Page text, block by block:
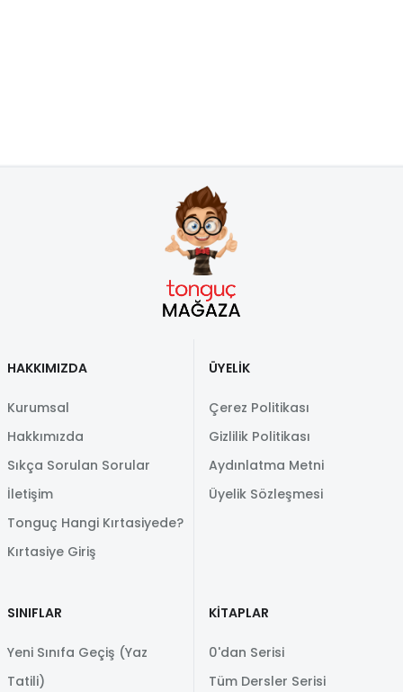
HAKKIMIZDA
Kurumsal
Hakkımızda
Sıkça Sorulan Sorular
İletişim
Tonguç Hangi Kırtasiyede?
Kırtasiye Giriş
ÜYELİK
Çerez Politikası
Gizlilik Politikası
Aydınlatma Metni
Üyelik Sözleşmesi
SINIFLAR
Yeni Sınıfa Geçiş (Yaz
Tatili)
KİTAPLAR
0'dan Serisi
Tüm Dersler Serisi